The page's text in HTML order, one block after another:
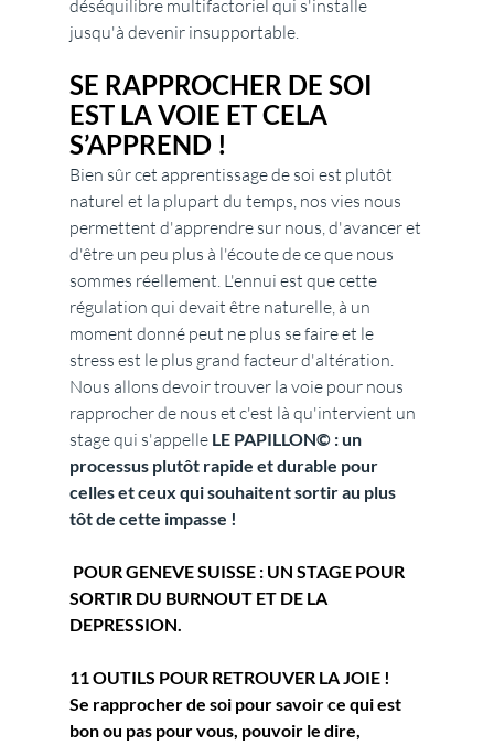
déséquilibre multifactoriel qui s'installe
jusqu'à devenir insupportable.
SE RAPPROCHER DE SOI
EST LA VOIE ET CELA
S’APPREND !
Bien sûr cet apprentissage de soi est plutôt
naturel et la plupart du temps, nos vies nous
permettent d'apprendre sur nous, d'avancer et
d'être un peu plus à l'écoute de ce que nous
sommes réellement. L'ennui est que cette
régulation qui devait être naturelle, à un
moment donné peut ne plus se faire et le
stress est le plus grand facteur d'altération.
Nous allons devoir trouver la voie pour nous
rapprocher de nous et c'est là qu'intervient un
stage qui s'appelle LE PAPILLON© : un
processus plutôt rapide et durable pour
celles et ceux qui souhaitent sortir au plus
tôt de cette impasse !
POUR GENEVE SUISSE : UN STAGE POUR
SORTIR DU BURNOUT ET DE LA
DEPRESSION.
11 OUTILS POUR RETROUVER LA JOIE !
Se rapprocher de soi pour savoir ce qui est
bon ou pas pour vous, pouvoir le dire,